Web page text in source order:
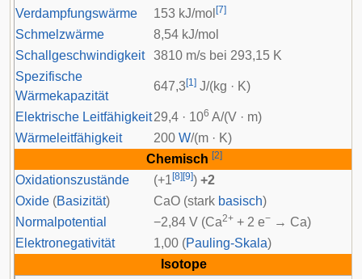
Verdampfungswärme
153 kJ/mol [7]
Schmelzwärme
8,54 kJ/mol
Schallgeschwindigkeit
3810 m/s bei 293,15 K
Spezifische
Wärmekapazität
647,3 [1] J/(kg · K)
Elektrische Leitfähigkeit29,4 · 106 A/(V · m)
Wärmeleitfähigkeit
200 W/(m · K)
Chemisch [2]
Oxidationszustände (+1 [8] [9]) +2
Oxide (Basizität) CaO (stark basisch)
Normalpotential
−2,84 V (Ca2+ + 2 e− → Ca)
Elektronegativität
1,00 (Pauling-Skala)
Isotope